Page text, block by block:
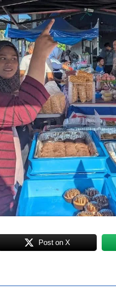
Post on X